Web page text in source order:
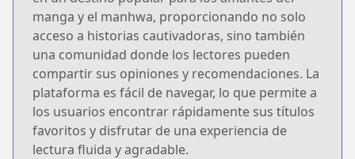
manga y el manhwa, proporcionando no solo
acceso a historias cautivadoras, sino también
una comunidad donde los lectores pueden
compartir sus opiniones y recomendaciones. La
plataforma es fácil de navegar, lo que permite a
los usuarios encontrar rápidamente sus títulos
favoritos y disfrutar de una experiencia de
lectura fluida y agradable.